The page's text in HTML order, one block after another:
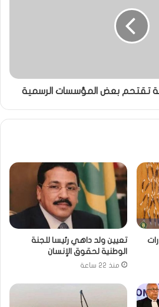
تقتحم بعض المؤسسات الرسمية
تعيين ولد داهي رئيسا للجنة
الوطنية لحقوق الإنسان
منذ 22 ساعة